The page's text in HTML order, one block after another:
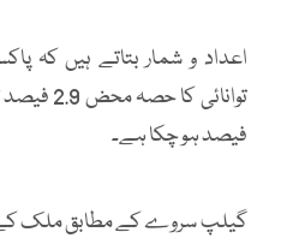
فیصد ہو چکا ہے۔